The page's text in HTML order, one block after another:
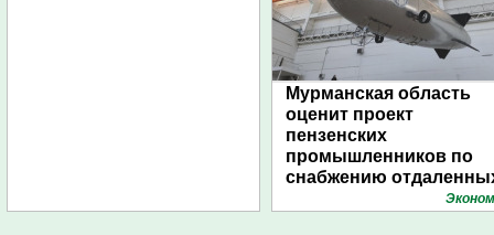
Мурманская область
оценит проект
пензенских
промышленников по
снабжению
поселений с помощью